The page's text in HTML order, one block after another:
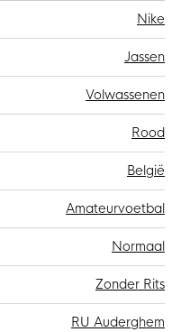
Nike
Jassen
Volwassenen
Rood
België
Amateurvoetbal
Normaal
Zonder Rits
RU Auderghem